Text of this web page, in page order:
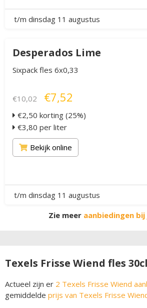
t/m dinsdag 11 augustus
Desperados Lime
Sixpack fles 6x0,33
€10,02 €7,52
€2,50 korting (25%)
€3,80 per liter
Bekijk online
t/m dinsdag 11 augustus
Zie meer aanbiedingen bij
Texels Frisse Wiend fles
Actueel zijn er 2 Texels Frisse Wiend
gemiddelde prijs van Texels Frisse